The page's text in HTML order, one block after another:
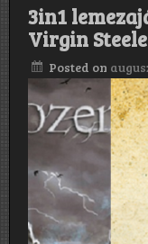
3in1
Virgin
Posted on